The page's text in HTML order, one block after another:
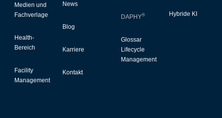
Medien und
Fachverlage
Health-
Bereich
Facility
Management
News
Blog
Karriere
Kontakt
DAPHY®
Glossar
Lifecycle
Management
Hybride KI